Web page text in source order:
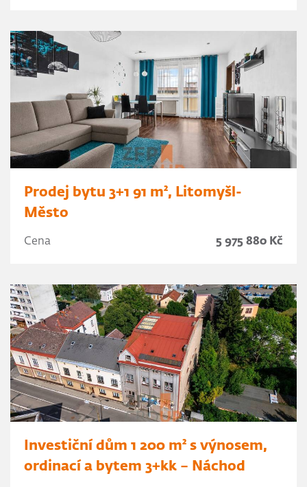
Prodej bytu 3+1 91 m², Litomyšl-
Město
Cena 5 975 880 Kč
Investiční dům 1 200 m² s výnosem,
ordinací a bytem 3+kk – Náchod